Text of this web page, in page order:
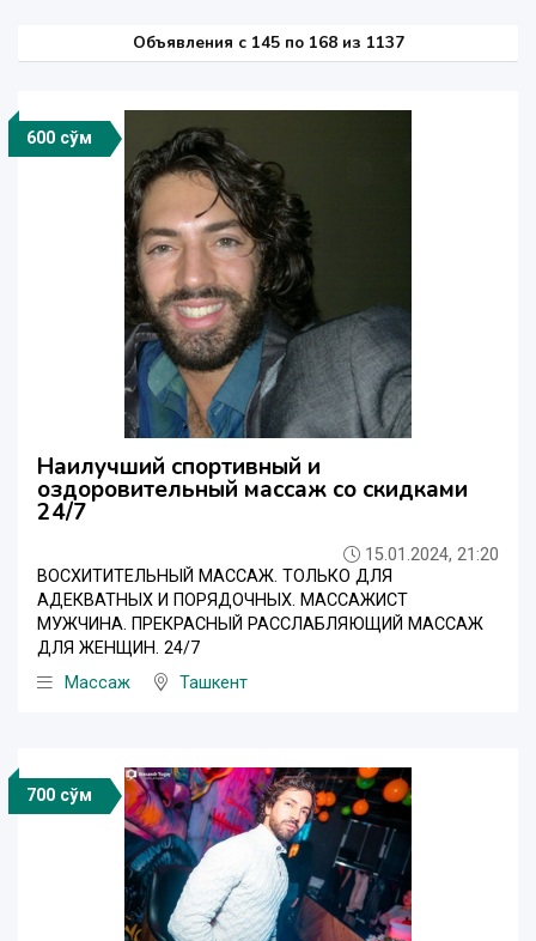
Объявления c 145 по 168 из 1137
600 сўм
Наилучший спортивный и
оздоровительный массаж со скидками
24/7
15.01.2024, 21:20
ВОСХИТИТЕЛЬНЫЙ МАССАЖ. ТОЛЬКО ДЛЯ
АДЕКВАТНЫХ И ПОРЯДОЧНЫХ. МАССАЖИСТ
МУЖЧИНА. ПРЕКРАСНЫЙ РАССЛАБЛЯЮЩИЙ МАССАЖ
ДЛЯ ЖЕНЩИН. 24/7
Массаж
Ташкент
700 сўм